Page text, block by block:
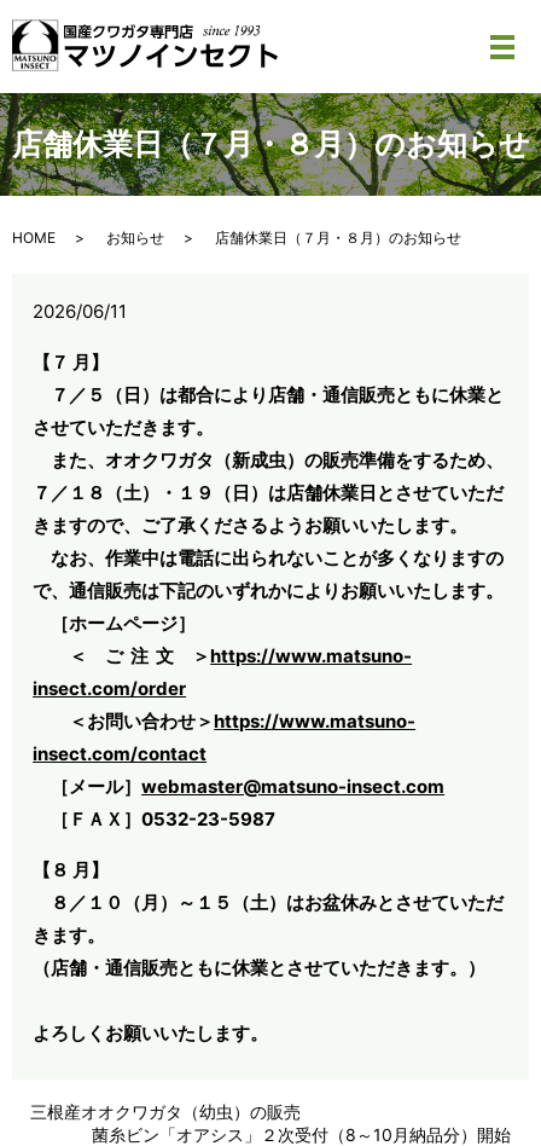
メ
店舗休業日（７月・８月）のお知らせ
HOME お知らせ 店舗休業日（７月・８月）のお知らせ
2026/06/11
【７ 月】
７／５（日）は都合により店舗・通信販売ともに休業と
させていただきます。
また、オオクワガタ（新成虫）の販売準備をするため、
７／１８
（土）・１９（日）は店舗休業日とさせていただ
きますので、ご了承くださるようお願いいたします。
なお、作業中は電話に出られないことが多くなりますの
で、通信販売は下記のいずれかによりお願いいたします。
［ホームページ］
＜ ご 注 文 ＞https://www.matsuno-
insect.com/order
＜お問い合わせ＞https://www.matsuno-
insect.com/contact
［メール］webmaster@matsuno-insect.com
［ＦＡＸ］0532-23-5987
【８ 月】
８／１０（月）～１５（土）はお盆休みとさせていただ
きます。
（店舗・通信販売ともに休業とさせていただきます。 ）
よろしくお願いいたします。
三根産オオクワガタ（幼虫）の販売
菌糸ビン「オアシス」２次受付（8～10月納品分）開始